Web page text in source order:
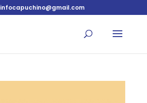
infocapuchino@gmail.com